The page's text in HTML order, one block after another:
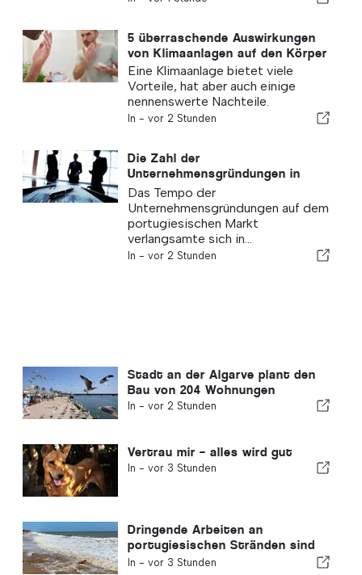
5 überraschende Auswirkungen
von Klimaanlagen auf den Körper
Eine Klimaanlage bietet viele
Vorteile, hat aber auch einige
nennenswerte Nachteile.
In - vor 2 Stunden
Die Zahl der
Unternehmensgründungen in
Portugal sinkt um 4,2 %
Das Tempo der
Unternehmensgründungen auf dem
portugiesischen Markt
verlangsamte sich in...
In - vor 2 Stunden
Stadt an der Algarve plant den
Bau von 204 Wohnungen
In - vor 2 Stunden
Vertrau mir – alles wird gut
In - vor 3 Stunden
Dringende Arbeiten an
portugiesischen Stränden sind
abgeschlossen
In - vor 3 Stunden